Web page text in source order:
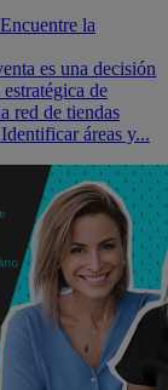
la
es una decisión
de
red de tiendas
áreas y...